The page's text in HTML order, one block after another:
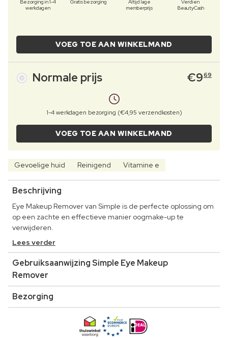
Bezorging in 1-4
werkdagen
Gratis bezorging
Altijd lage
memberprijs
Verdien
BeautyCash
VOEG TOE AAN WINKELMAND
Normale prijs €969
1-4 werkdagen bezorging (€4,95 verzendkosten)
VOEG TOE AAN WINKELMAND
Gevoelige huid Reinigend Vitamine e
Beschrijving
Eye Makeup Remover van Simple is de perfecte oplossing om
op een zachte en effectieve manier oogmake-up te
verwijderen.
Lees verder
Gebruiksaanwijzing Simple Eye Makeup
Remover
Bezorging